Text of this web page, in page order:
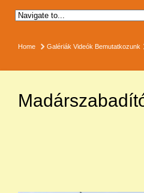
Home Galériák Videók Bemutatkozunk